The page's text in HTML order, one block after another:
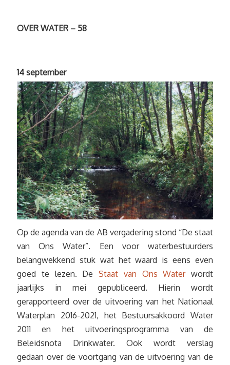
OVER WATER – 58
14 september
Op de agenda van de AB vergadering stond “De staat
van Ons Water”. Een voor waterbestuurders
belangwekkend stuk wat het waard is eens even
goed te lezen. De Staat van Ons Waterwordt
jaarlijks in mei gepubliceerd. Hierin wordt
gerapporteerd over de uitvoering van het Nationaal
Waterplan 2016-2021, het Bestuursakkoord Water
2011 en het uitvoeringsprogramma van de
Beleidsnota Drinkwater. Ook wordt verslag
gedaan over de voortgang van de uitvoering van de